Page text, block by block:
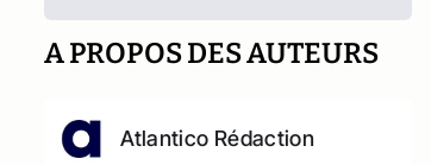
A PROPOS DES AUTEURS
Atlantico Rédaction